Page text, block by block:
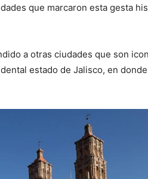
que marcaron esta gesta
a otras ciudades que son
estado de Jalisco, en